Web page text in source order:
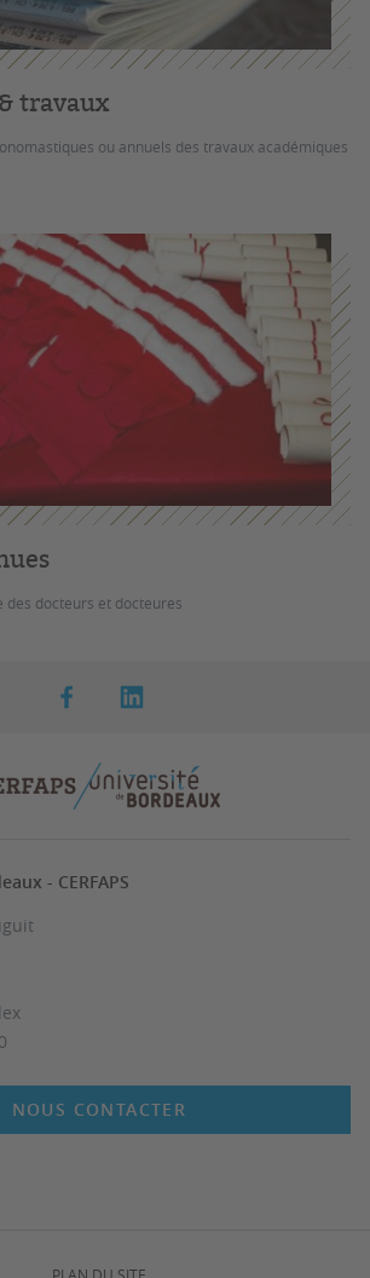
travaux
ou annuels des travaux académiques
des docteurs et docteures
- CERFAPS
NOUS CONTACTER